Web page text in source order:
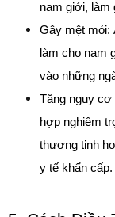
nam giới, làm
Gây mệt mỏi:
làm cho nam
vào những
Tăng nguy cơ
hợp nghiêm
thương tinh
y tế khẩn cấp.